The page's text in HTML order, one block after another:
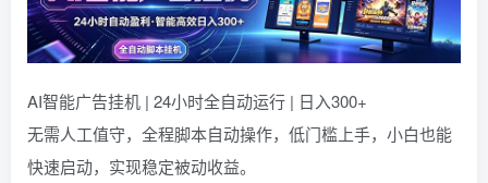
AI智能广告挂机 | 24小时全自动运行 | 日入300+
无需人工值守，全程脚本自动操作，低门槛上手，小白也能
快速启动，实现稳定被动收益。